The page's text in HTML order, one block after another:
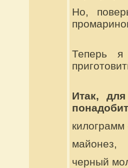
Но,
Теперь
Итак,
майонез,
черный